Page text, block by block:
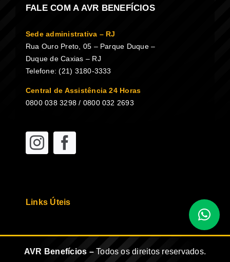
FALE COM A AVR BENEFÍCIOS
Sede administrativa – RJ
Rua Ouro Preto, 05 – Parque Duque –
Duque de Caxias – RJ
Telefone: (21) 3180-3333
Central de Assistência 24 Horas
0800 038 3298 / 0800 032 2693
Links Úteis
AVR Benefícios –Todos os direitos reservados.